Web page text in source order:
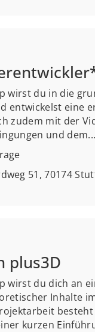
wirst du in die
entwickelst eine
zudem mit der
und dem...
51, 70174
plus3D
wirst du dich an
Inhalte
kurzen